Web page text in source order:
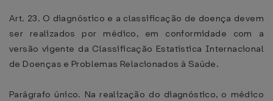
Art. 23. O diagnóstico e a classificação de doença devem
ser realizados por médico, em conformidade com a
versão vigente da Classificação Estatística Internacional
de Doenças e Problemas Relacionados à Saúde.
Parágrafo único. Na realização do diagnóstico, o médico